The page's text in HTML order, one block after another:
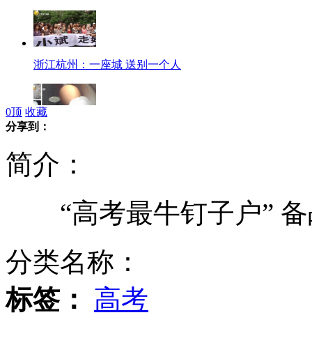
浙江杭州：一座城 送别一个人
姐姐在车祸发生时推开弟弟身亡
0顶 收藏
分享到：
简介：
“高考最牛钉子户” 备
分类名称：
标签：
高考